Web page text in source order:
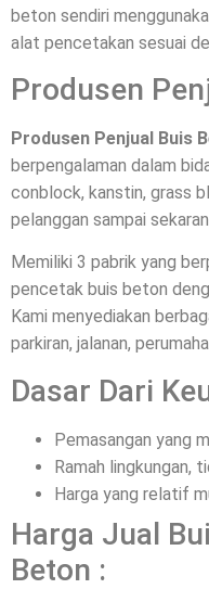
beton sendiri
alat pencetakan sesuai
Produsen
Produsen Penjual Buis
berpengalaman dalam
conblock, kanstin, grass
pelanggan sampai
Memiliki 3 pabrik yang
pencetak buis beton
Kami menyediakan
parkiran, jalanan,
Dasar Dari
Pemasangan yang
Ramah lingkungan,
Harga yang relatif
Harga Jual
Beton :